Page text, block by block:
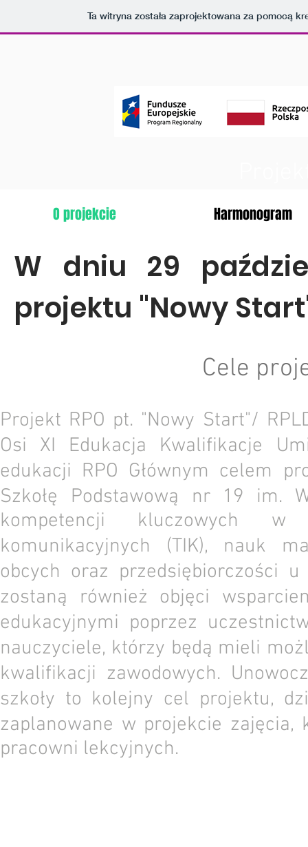
Ta witryna została zaprojektowana za pomocą
O projekcie Harmonogram
W dniu 29
projektu "Nowy
Cele
Projekt RPO pt. "Nowy Start"/
Osi XI Edukacja Kwalifikacje
edukacji RPO Głównym celem
Szkołę Podstawową nr 19 im.
kompetencji kluczowych w
komunikacyjnych (TIK), nauk
obcych oraz przedsiębiorczości
zostaną również objęci
edukacyjnymi poprzez
nauczyciele, którzy będą mieli
kwalifikacji zawodowych.
szkoły to kolejny cel projektu,
zaplanowane w projekcie zajęcia,
pracowni lekcyjnych.